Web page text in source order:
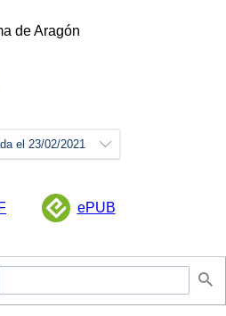
de Aragón
el 23/02/2021
ePUB